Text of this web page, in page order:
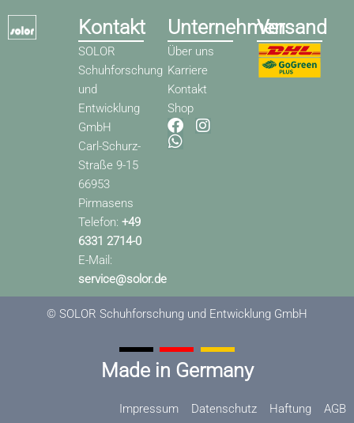
Kontakt
SOLOR
Schuhforschung
und
Entwicklung
GmbH
Carl-Schurz-
Straße 9-15
66953
Pirmasens
Telefon:+49
6331 2714-0
E-Mail:
service@solor.de
Unternehmen
Über uns
Karriere
Kontakt
Shop
F
a
I
W
h
Versand
© SOLOR Schuhforschung und Entwicklung GmbH
Made in Germany
Impressum Datenschutz Haftung AGB